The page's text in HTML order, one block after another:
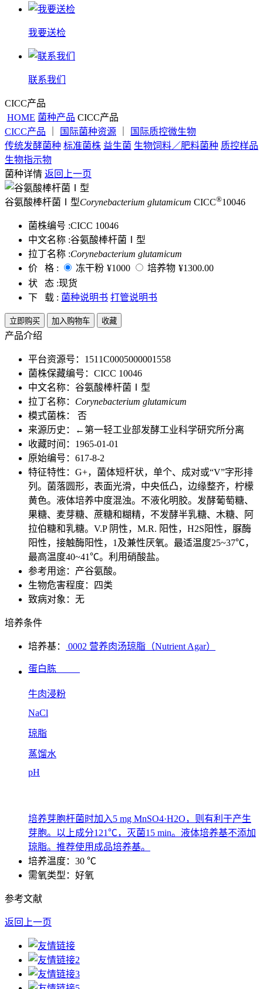
我要送检
联系我们
CICC产品
HOME 菌种产品 CICC产品
CICC产品
国际菌种资源
国际质控微生物
传统发酵菌种 标准菌株 益生菌 生物饲料／肥料菌种 质控样品
生物指示物
菌种详情 返回上一页
谷氨酸棒杆菌Ⅰ型Corynebacterium glutamicum CICC®10046
菌株编号 :CICC 10046
中文名称 :谷氨酸棒杆菌Ⅰ型
拉丁名称 :Corynebacterium glutamicum
价 格 :
冻干粉 ¥1000 培养物 ¥1300.00
状 态 :现货
下 载 : 菌种说明书 打管说明书
立即购买 加入购物车 收藏
产品介绍
平台资源号：1511C0005000001558
菌株保藏编号：CICC 10046
中文名称：谷氨酸棒杆菌Ⅰ型
拉丁名称： Corynebacterium glutamicum
模式菌株： 否
来源历史：←第一轻工业部发酵工业科学研究所分离
收藏时间：1965-01-01
原始编号：617-8-2
特征特性：G+，菌体短杆状，单个、成对或“V”字形排
列。菌落圆形，表面光滑，中央低凸，边缘整齐，柠檬
黄色。液体培养中度混浊。不液化明胶。发酵葡萄糖、
果糖、麦芽糖、蔗糖和糊精，不发酵半乳糖、木糖、阿
拉伯糖和乳糖。V.P 阴性，M.R. 阳性，H2S阳性，脲酶
阳性，接触酶阳性，1及兼性厌氧。最适温度25~37℃，
最高温度40~41℃。利用硝酸盐。
参考用途：产谷氨酸。
生物危害程度：四类
致病对象：无
培养条件
培养基： 0002 营养肉汤琼脂（Nutrient Agar）
蛋白胨
牛肉浸粉
NaCl
琼脂
蒸馏水
pH
培养芽胞杆菌时加入5 mg MnSO4·H2O，则有利于产生
芽胞。以上成分121℃，灭菌15 min。液体培养基不添加
琼脂。推荐使用成品培养基。
培养温度：30 ℃
需氧类型：好氧
参考文献
返回上一页